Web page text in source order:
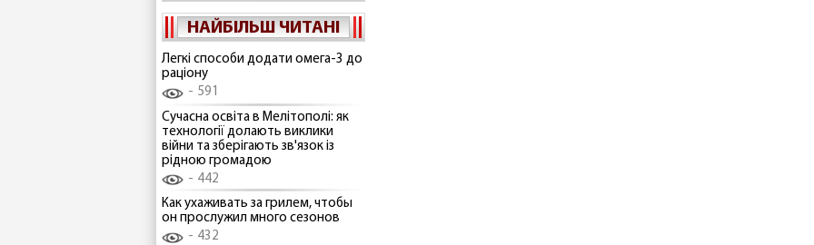
НАЙБІЛЬШ ЧИТАНІ
Легкі способи додати омега-3 до
раціону
591
Сучасна освіта в Мелітополі: як
технології долають виклики
війни та зберігають зв'язок із
рідною громадою
442
Как ухаживать за грилем, чтобы
он прослужил много сезонов
432